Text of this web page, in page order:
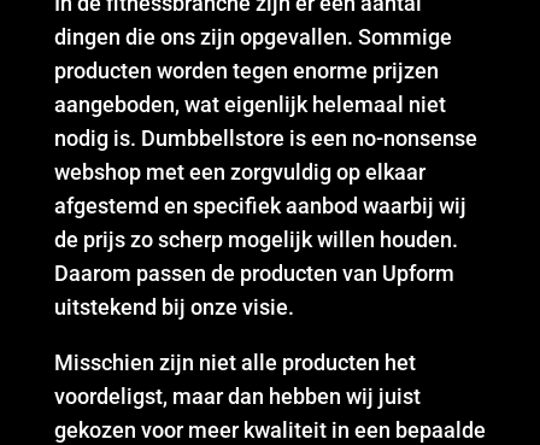
dingen die ons zijn opgevallen. Sommige
producten worden tegen enorme prijzen
aangeboden, wat eigenlijk helemaal niet
nodig is. Dumbbellstore is een no-nonsense
webshop met een zorgvuldig op elkaar
afgestemd en specifiek aanbod waarbij wij
de prijs zo scherp mogelijk willen houden.
Daarom passen de producten van Upform
uitstekend bij onze visie.
Misschien zijn niet alle producten het
voordeligst, maar dan hebben wij juist
gekozen voor meer kwaliteit in een bepaalde